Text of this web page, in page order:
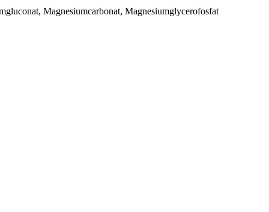
Magnesiumcarbonat, Magnesiumglycerofosfat